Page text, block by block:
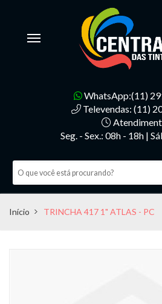
WhatsApp:(11)
Televendas: (11)
Seg. - Sex.: 08h - 18h |
Início TRINCHA 417 1" ATLAS - PC